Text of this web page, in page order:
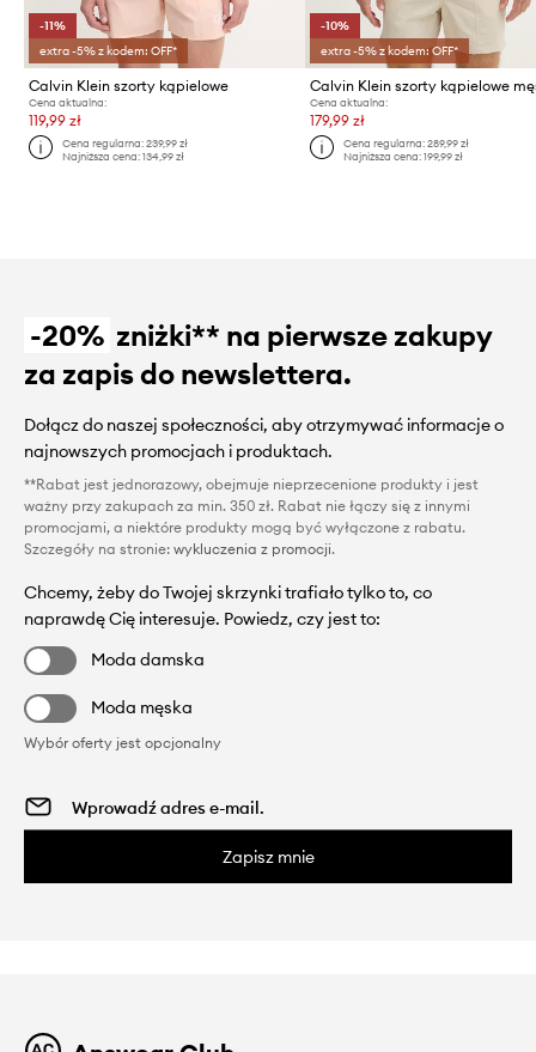
-11%
extra -5% z kodem: OFF*
Calvin Klein szorty kąpielowe
Cena aktualna:
119,99 zł
Cena regularna:239,99 zł
Najniższa cena:134,99 zł
-10%
extra -5% z kodem: OFF*
Calvin Klein szorty kąpielowe
Cena aktualna:
179,99 zł
Cena regularna: 289,99 zł
Najniższa cena: 199,99 zł
-20% zniżki** na pierwsze zakupy
za zapis do newslettera.
Dołącz do naszej społeczności, aby otrzymywać informacje o
najnowszych promocjach i produktach.
**Rabat jest jednorazowy, obejmuje nieprzecenione produkty i jest
ważny przy zakupach za min. 350 zł. Rabat nie łączy się z innymi
promocjami, a niektóre produkty mogą być wyłączone z rabatu.
Szczegóły na stronie: wykluczenia z promocji.
Chcemy, żeby do Twojej skrzynki trafiało tylko to, co
naprawdę Cię interesuje. Powiedz, czy jest to:
Moda damska
Moda męska
Wybór oferty jest opcjonalny
Zapisz mnie